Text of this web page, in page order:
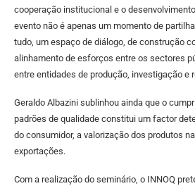
cooperação institucional e o
evento não é apenas um momento de
tudo, um espaço de diálogo, de construção
alinhamento de esforços entre os sectores
entre entidades de produção, investigação e
Geraldo Albazini sublinhou ainda que o
padrões de qualidade constitui um factor
do consumidor, a valorização dos produtos
exportações.
Com a realização do seminário, o INNOQ